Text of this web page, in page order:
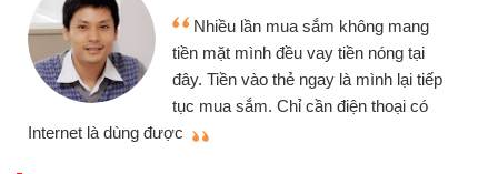
Nhiều lần mua sắm không mang
tiền mặt mình đều vay tiền nóng tại
đây. Tiền vào thẻ ngay là mình lại tiếp
tục mua sắm. Chỉ cần điện thoại có
Internet là dùng được